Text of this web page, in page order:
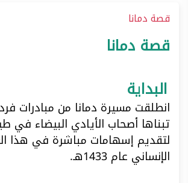
قصة دمانا
قصة دمانا
البداية
انطلقت مسيرة دمانا من مبادرات
تبناها أصحاب الأيادي البيضاء في
لتقديم إسهامات مباشرة في هذا
الإنساني عام 1433هـ.